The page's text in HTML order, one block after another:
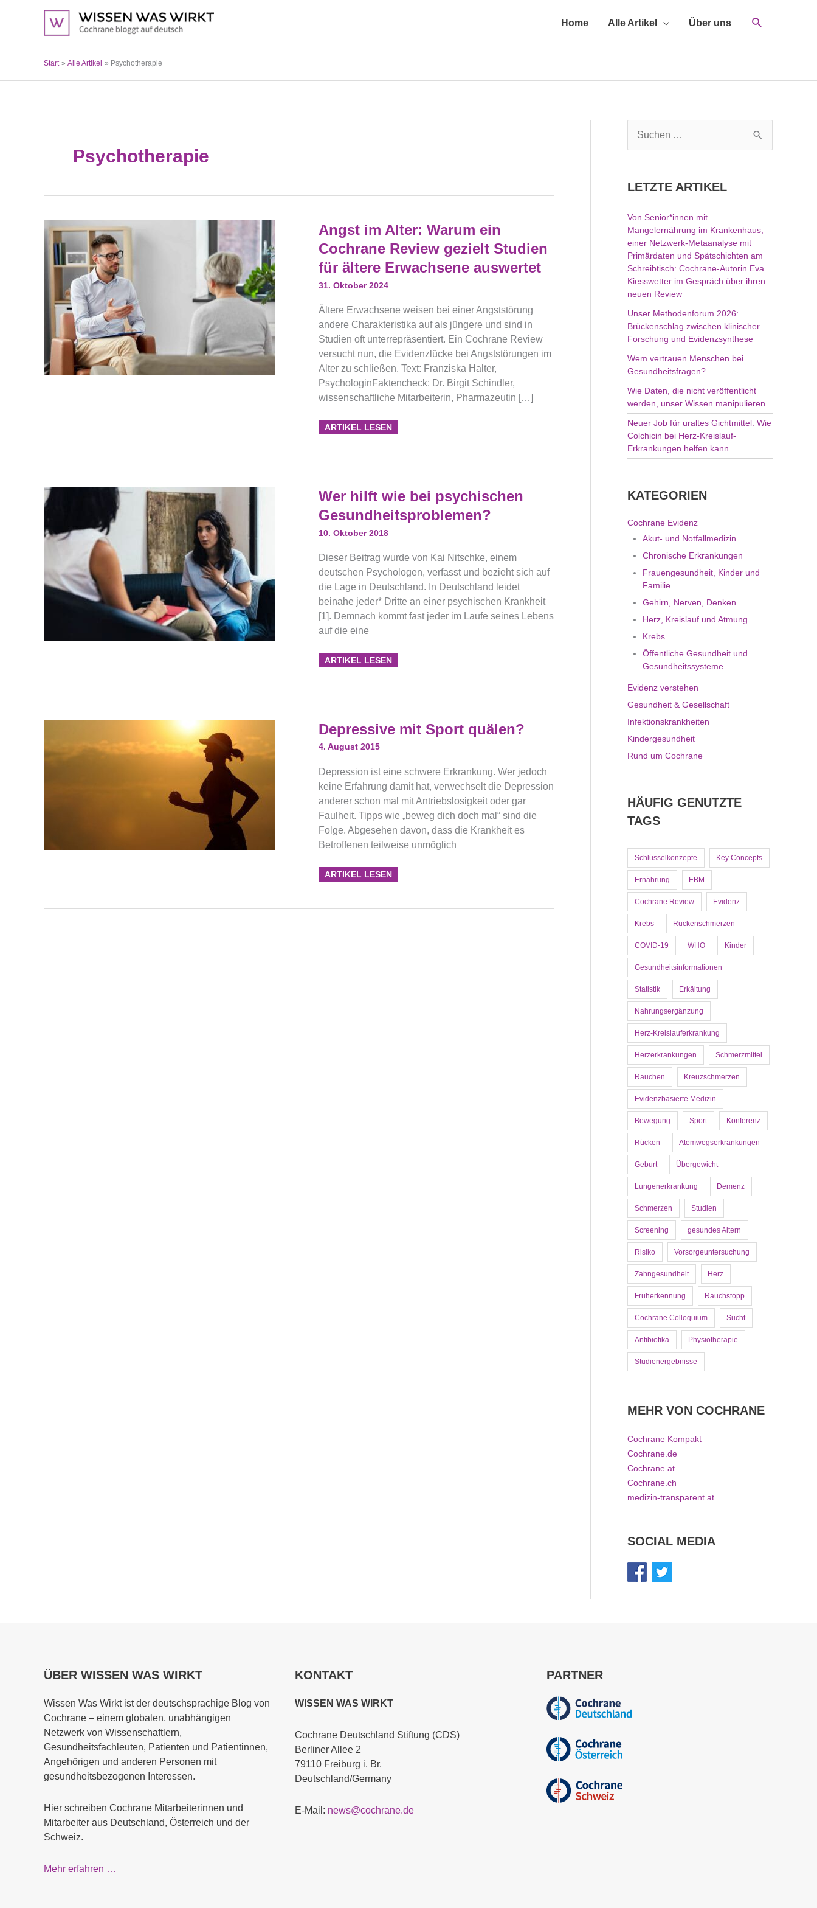
Home Alle Artikel Über uns
Start Alle Artikel Psychotherapie
Psychotherapie
Angst im Alter: Warum ein
Cochrane Review gezielt Studien
für ältere Erwachsene auswertet
31. Oktober 2024
Ältere Erwachsene weisen bei einer Angststörung
andere Charakteristika auf als jüngere und sind in
Studien oft unterrepräsentiert. Ein Cochrane Review
versucht nun, die Evidenzlücke bei Angststörungen im
Alter zu schließen. Text: Franziska Halter,
PsychologinFaktencheck: Dr. Birgit Schindler,
wissenschaftliche Mitarbeiterin, Pharmazeutin […]
Angst
Im
Alter:
Warum
Cochrane
Review
Gezielt
Ältere
Auswertet
ARTIKEL LESEN
Wer hilft wie bei psychischen
Gesundheitsproblemen?
10. Oktober 2018
Dieser Beitrag wurde von Kai Nitschke, einem
deutschen Psychologen, verfasst und bezieht sich auf
die Lage in Deutschland. In Deutschland leidet
beinahe jeder* Dritte an einer psychischen Krankheit
[1]. Demnach kommt fast jeder im Laufe seines Lebens
auf die eine
Wer
Hilft
Bei
Gesundheitsproblemen?
ARTIKEL LESEN
Depressive mit Sport quälen?
4. August 2015
Depression ist eine schwere Erkrankung. Wer jedoch
keine Erfahrung damit hat, verwechselt die Depression
anderer schon mal mit Antriebslosigkeit oder gar
Faulheit. Tipps wie „beweg dich doch mal“ sind die
Folge. Abgesehen davon, dass die Krankheit es
Betroffenen teilweise unmöglich
Depressive
Mit
Sport
Quälen?
ARTIKEL LESEN
u
e
n
c
h
:
LETZTE ARTIKEL
Von Senior*innen mit
Mangelernährung im Krankenhaus,
einer Netzwerk-Metaanalyse mit
Primärdaten und Spätschichten am
Schreibtisch: Cochrane-Autorin Eva
Kiesswetter im Gespräch über ihren
neuen Review
Unser Methodenforum 2026:
Brückenschlag zwischen klinischer
Forschung und Evidenzsynthese
Wem vertrauen Menschen bei
Gesundheitsfragen?
Wie Daten, die nicht veröffentlicht
werden, unser Wissen manipulieren
Neuer Job für uraltes Gichtmittel: Wie
Colchicin bei Herz-Kreislauf-
Erkrankungen helfen kann
KATEGORIEN
Cochrane Evidenz
Akut- und Notfallmedizin
Chronische Erkrankungen
Frauengesundheit, Kinder und
Familie
Gehirn, Nerven, Denken
Herz, Kreislauf und Atmung
Krebs
Öffentliche Gesundheit und
Gesundheitssysteme
Evidenz verstehen
Gesundheit & Gesellschaft
Infektionskrankheiten
Kindergesundheit
Rund um Cochrane
HÄUFIG GENUTZTE
TAGS
Schlüsselkonzepte Key Concepts
Ernährung EBM
Cochrane Review Evidenz
Krebs Rückenschmerzen
COVID-19 WHO Kinder
Gesundheitsinformationen
Statistik Erkältung
Nahrungsergänzung
Herz-Kreislauferkrankung
Herzerkrankungen Schmerzmittel
Rauchen Kreuzschmerzen
Evidenzbasierte Medizin
Bewegung Sport Konferenz
Rücken Atemwegserkrankungen
Geburt Übergewicht
Lungenerkrankung Demenz
Schmerzen Studien
Screening gesundes Altern
Risiko Vorsorgeuntersuchung
Zahngesundheit Herz
Früherkennung Rauchstopp
Cochrane Colloquium Sucht
Antibiotika Physiotherapie
Studienergebnisse
MEHR VON COCHRANE
Cochrane Kompakt
Cochrane.de
Cochrane.at
Cochrane.ch
medizin-transparent.at
SOCIAL MEDIA
ÜBER WISSEN WAS WIRKT
Wissen Was Wirkt ist der deutschsprachige Blog von
Cochrane – einem globalen, unabhängigen
Netzwerk von Wissenschaftlern,
Gesundheitsfachleuten, Patienten und Patientinnen,
Angehörigen und anderen Personen mit
gesundheitsbezogenen Interessen.
Hier schreiben Cochrane Mitarbeiterinnen und
Mitarbeiter aus Deutschland, Österreich und der
Schweiz.
Mehr erfahren …
KONTAKT
WISSEN WAS WIRKT
Cochrane Deutschland Stiftung (CDS)
Berliner Allee 2
79110 Freiburg i. Br.
Deutschland/Germany
E-Mail: news@cochrane.de
PARTNER